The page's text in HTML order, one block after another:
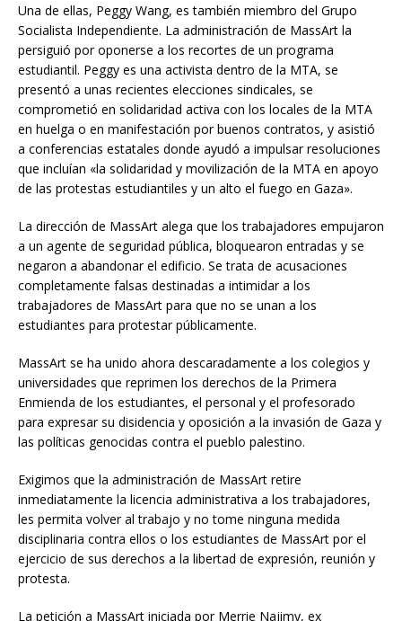
Una de ellas, Peggy Wang, es también miembro del Grupo
Socialista Independiente. La administración de MassArt la
persiguió por oponerse a los recortes de un programa
estudiantil. Peggy es una activista dentro de la MTA, se
presentó a unas recientes elecciones sindicales, se
comprometió en solidaridad activa con los locales de la MTA
en huelga o en manifestación por buenos contratos, y asistió
a conferencias estatales donde ayudó a impulsar resoluciones
que incluían «la solidaridad y movilización de la MTA en apoyo
de las protestas estudiantiles y un alto el fuego en Gaza».
La dirección de MassArt alega que los trabajadores empujaron
a un agente de seguridad pública, bloquearon entradas y se
negaron a abandonar el edificio. Se trata de acusaciones
completamente falsas destinadas a intimidar a los
trabajadores de MassArt para que no se unan a los
estudiantes para protestar públicamente.
MassArt se ha unido ahora descaradamente a los colegios y
universidades que reprimen los derechos de la Primera
Enmienda de los estudiantes, el personal y el profesorado
para expresar su disidencia y oposición a la invasión de Gaza y
las políticas genocidas contra el pueblo palestino.
Exigimos que la administración de MassArt retire
inmediatamente la licencia administrativa a los trabajadores,
les permita volver al trabajo y no tome ninguna medida
disciplinaria contra ellos o los estudiantes de MassArt por el
ejercicio de sus derechos a la libertad de expresión, reunión y
protesta.
La petición a MassArt iniciada por Merrie Najimy, ex